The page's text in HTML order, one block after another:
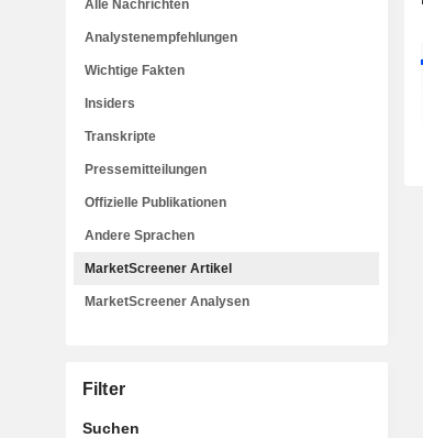
Alle Nachrichten
Analystenempfehlungen
Wichtige Fakten
Insiders
Transkripte
Pressemitteilungen
Offizielle Publikationen
Andere Sprachen
MarketScreener Artikel
MarketScreener Analysen
Filter
Suchen